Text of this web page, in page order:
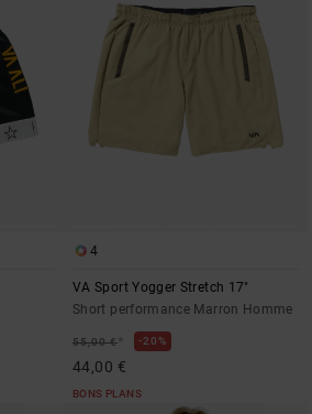
4
VA Sport Yogger Stretch 17"
Short performance Marron Homme
55,00 €* 20%
44,00 €
BONS PLANS